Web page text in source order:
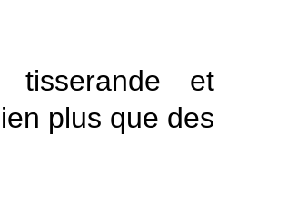
tisserande et
plus que des